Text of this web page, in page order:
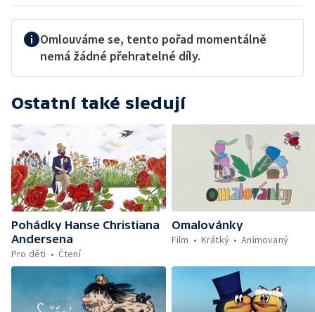
Omlouváme se, tento pořad momentálně
nemá žádné přehratelné díly.
Ostatní také sledují
Pohádky Hanse Christiana
Andersena
Pro děti
Čtení
Omalovánky
Film
Krátký Animovaný